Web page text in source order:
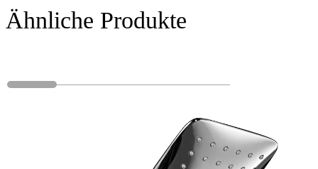
Ähnliche Produkte